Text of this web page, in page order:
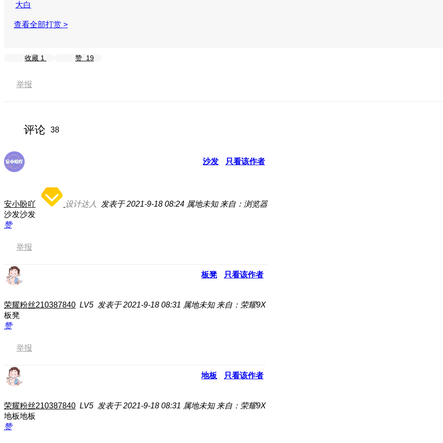
大白
查看全部打赏 >
收藏 1 赞 19
举报
评论 38
沙发 只看该作者
安小盼吖 设计达人 发表于 2021-9-18 08:24 属地未知 来自：浏览器
沙发沙发
赞
举报
板凳 只看该作者
荣耀粉丝210387840 LV5 发表于 2021-9-18 08:31 属地未知 来自：荣耀9X
板凳
赞
举报
地板 只看该作者
荣耀粉丝210387840 LV5 发表于 2021-9-18 08:31 属地未知 来自：荣耀9X
地板地板
赞